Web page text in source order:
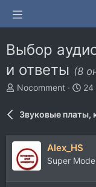
Выбор
и ответы (8
А
т
р
т
е
м
Nocomment
Д
н
Звуковые платы,
Alex_HS
Super